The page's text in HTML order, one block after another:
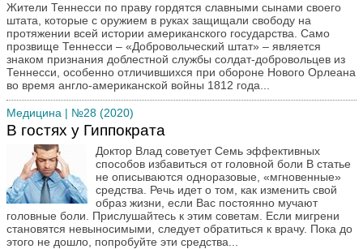
Жители Теннесси по праву гордятся славными сынами своего
штата, которые с оружием в руках защищали свободу на
протяжении всей истории американского государства. Само
прозвище Теннесси – «Добровольческий штат» – является
знаком признания доблестной службы солдат-добровольцев из
Теннесси, особенно отличившихся при обороне Нового Орлеана
во время англо-американской войны 1812 года...
Медицина | №28 (2020)
В гостях у Гиппократа
Доктор Влад советует Семь эффективных
способов избавиться от головной боли В статье
не описываются одноразовые, «мгновенные»
средства. Речь идет о том, как изменить свой
образ жизни, если Вас постоянно мучают
головные боли. Прислушайтесь к этим советам. Если мигрени
становятся невыносимыми, следует обратиться к врачу. Пока до
этого не дошло, попробуйте эти средства...